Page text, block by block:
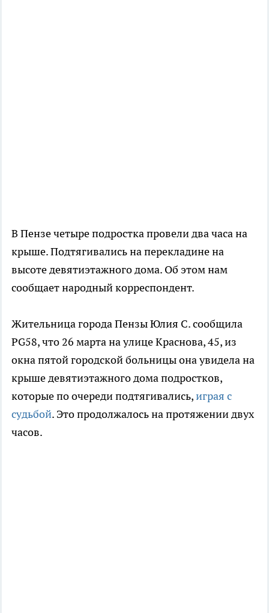
В Пензе четыре подростка провели два часа на
крыше. Подтягивались на перекладине на
высоте девятиэтажного дома. Об этом нам
сообщает народный корреспондент.
Жительница города Пензы Юлия С. сообщила
PG58, что 26 марта на улице Краснова, 45, из
окна пятой городской больницы она увидела на
крыше девятиэтажного дома подростков,
которые по очереди подтягивались,играя с
судьбой. Это продолжалось на протяжении двух
часов.